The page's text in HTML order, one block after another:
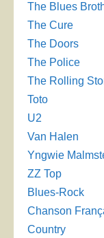
The Blues
The Cure
The Doors
The Police
The Rolling
Toto
U2
Van Halen
Yngwie
ZZ Top
Blues-Rock
Chanson
Country